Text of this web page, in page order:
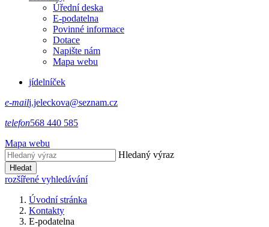
Úřední deska
E-podatelna
Povinné informace
Dotace
Napište nám
Mapa webu
jídelníček
e-mailj.jeleckova@seznam.cz
telefon568 440 585
Mapa webu
Hledaný výraz
Hledat
rozšířené vyhledávání
Úvodní stránka
Kontakty
E-podatelna